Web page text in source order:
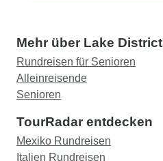
Mehr über Lake District
Rundreisen für Senioren
Alleinreisende
Senioren
TourRadar entdecken
Mexiko Rundreisen
Italien Rundreisen